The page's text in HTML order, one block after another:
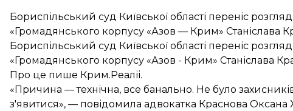
Бориспільський суд Київської області переніс
«Громадянського корпусу «Азов — Крим» Станіслава
Бориспільський суд Київської області переніс
«Громадянського корпусу «Азов - Крим» Станіслава
Про це пише Крим.Реаліі.
«Причина — технічна, все банально. Не було
з'явитися», — повідомила адвокатка Краснова Оксана